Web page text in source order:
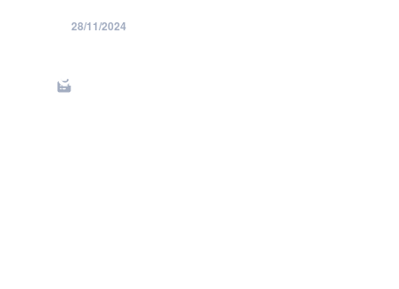
28/11/2024
de uitbetaling van de
inhaalrustdagen in de